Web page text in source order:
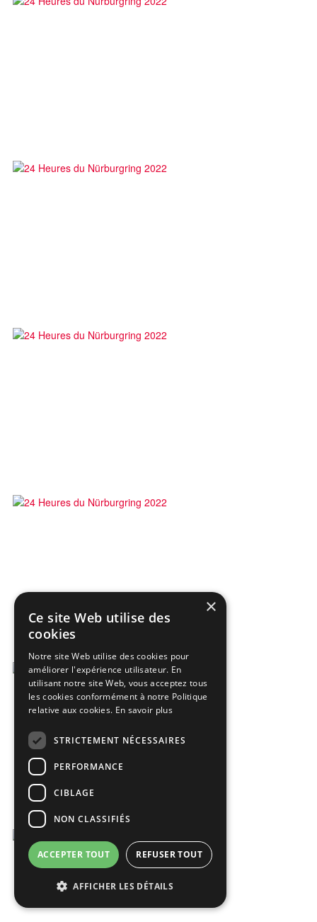
×
Ce site Web utilise des
cookies
Notre site Web utilise des cookies pour
améliorer l'expérience utilisateur. En
utilisant notre site Web, vous acceptez tous
les cookies conformément à notre Politique
relative aux cookies. En savoir plus
STRICTEMENT NÉCESSAIRES
PERFORMANCE
CIBLAGE
NON CLASSIFIÉS
ACCEPTER TOUT REFUSER TOUT
AFFICHER LES DÉTAILS